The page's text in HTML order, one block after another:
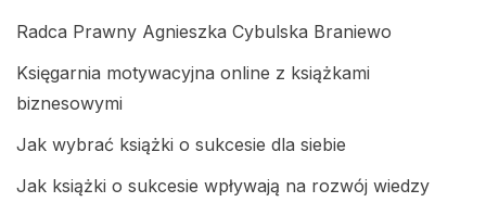
Radca Prawny Agnieszka Cybulska Braniewo
Księgarnia motywacyjna online z książkami
biznesowymi
Jak wybrać książki o sukcesie dla siebie
Jak książki o sukcesie wpływają na rozwój wiedzy